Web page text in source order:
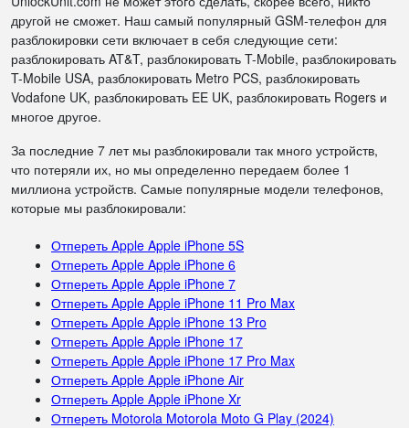
другой не сможет. Наш самый популярный GSM-телефон для
разблокировки сети включает в себя следующие сети:
разблокировать AT&T, разблокировать T-Mobile, разблокировать
T-Mobile USA, разблокировать Metro PCS, разблокировать
Vodafone UK, разблокировать EE UK, разблокировать Rogers и
многое другое.
За последние 7 лет мы разблокировали так много устройств,
что потеряли их, но мы определенно передаем более 1
миллиона устройств. Самые популярные модели телефонов,
которые мы разблокировали:
Отпереть Apple Apple iPhone 5S
Отпереть Apple Apple iPhone 6
Отпереть Apple Apple iPhone 7
Отпереть Apple Apple iPhone 11 Pro Max
Отпереть Apple Apple iPhone 13 Pro
Отпереть Apple Apple iPhone 17
Отпереть Apple Apple iPhone 17 Pro Max
Отпереть Apple Apple iPhone Air
Отпереть Apple Apple iPhone Xr
Отпереть Motorola Motorola Moto G Play (2024)